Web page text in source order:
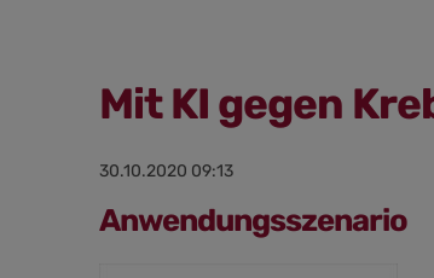
Mit KI gegen
30.10.2020 09:13
Anwendungsszenario